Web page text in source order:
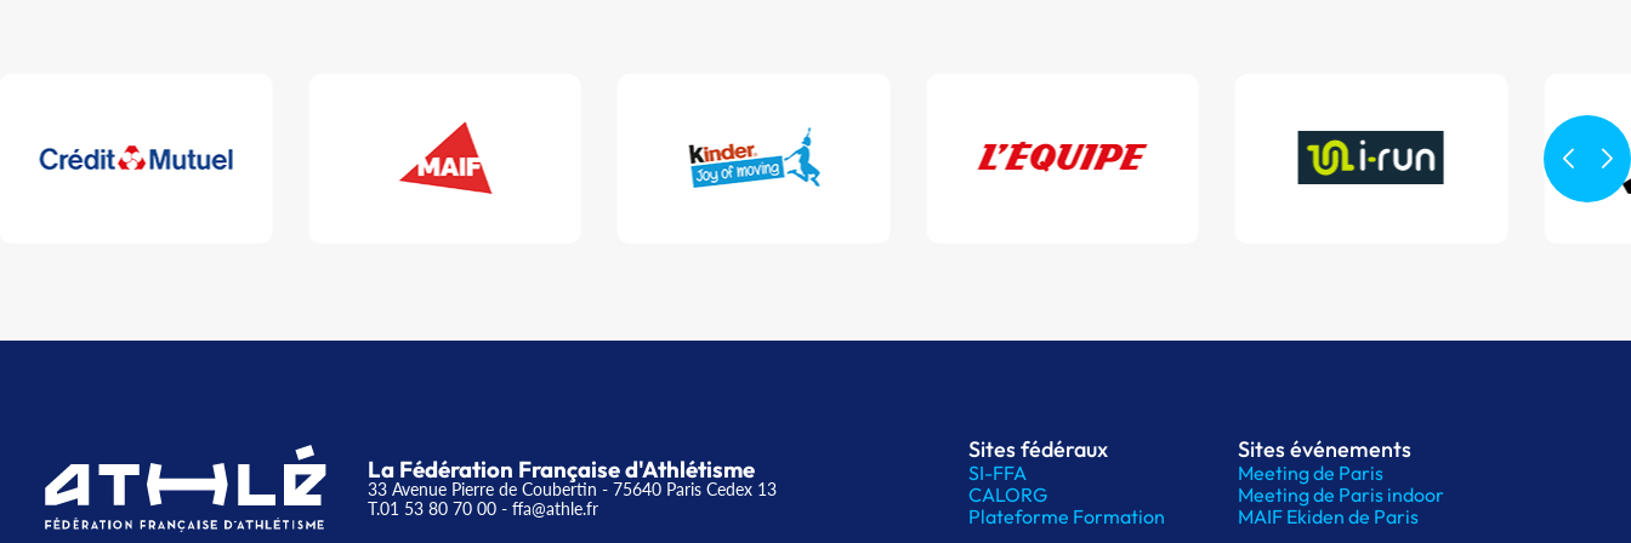
La Fédération Française d'Athlétisme
33 Avenue Pierre de Coubertin - 75640 Paris Cedex 13
T.01 53 80 70 00 - ffa@athle.fr
Sites fédéraux
SI-FFA
CALORG
Plateforme Formation
Sites événements
Meeting de Paris
Meeting de Paris indoor
MAIF Ekiden de Paris